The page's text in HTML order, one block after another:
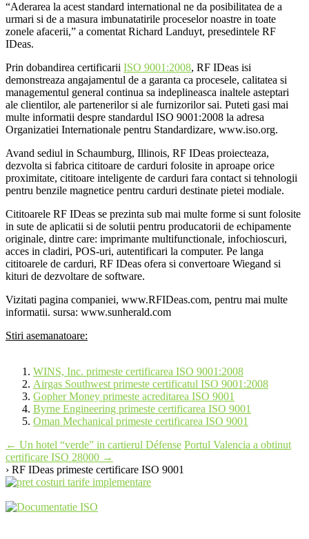
“Aderarea la acest standard international ne da posibilitatea de a
urmari si de a masura imbunatatirile proceselor noastre in toate
zonele afacerii,” a comentat Richard Landuyt, presedintele RF
IDeas.
Prin dobandirea certificarii ISO 9001:2008, RF IDeas isi
demonstreaza angajamentul de a garanta ca procesele, calitatea si
managementul general continua sa indeplineasca inaltele asteptari
ale clientilor, ale partenerilor si ale furnizorilor sai. Puteti gasi mai
multe informatii despre standardul ISO 9001:2008 la adresa
Organizatiei Internationale pentru Standardizare, www.iso.org.
Avand sediul in Schaumburg, Illinois, RF IDeas proiecteaza,
dezvolta si fabrica cititoare de carduri folosite in aproape orice
proximitate, cititoare inteligente de carduri fara contact si tehnologii
pentru benzile magnetice pentru carduri destinate pietei modiale.
Cititoarele RF IDeas se prezinta sub mai multe forme si sunt folosite
in sute de aplicatii si de solutii pentru producatorii de echipamente
originale, dintre care: imprimante multifunctionale, infochioscuri,
acces in cladiri, POS-uri, autentificari la computer. Pe langa
cititoarele de carduri, RF IDeas ofera si convertoare Wiegand si
kituri de dezvoltare de software.
Vizitati pagina companiei, www.RFIDeas.com, pentru mai multe
informatii. sursa: www.sunherald.com
Stiri asemanatoare:
WINS, Inc. primeste certificarea ISO 9001:2008
Airgas Southwest primeste certificatul ISO 9001:2008
Gopher Money primeste acreditarea ISO 9001
Byrne Engineering primeste certificarea ISO 9001
Oman Mechanical primeste certificarea ISO 9001
Post
navigation
← Un hotel “verde” in cartierul Défense Portul Valencia a obtinut
certificare ISO 28000 →
› RF IDeas primeste certificare ISO 9001